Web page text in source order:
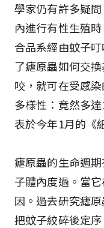
學家仍有許多疑
內進行有性生殖
合品系經由蚊子
了瘧原蟲如何交
咬，就可在受感
多樣性：竟然多
表於今年1月的《
瘧原蟲的生命週
子體內度過。當
因。過去研究瘧
把蚊子絞碎後定